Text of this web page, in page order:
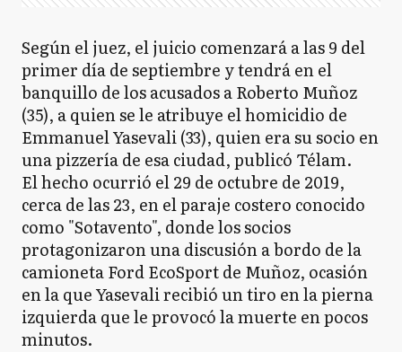
Según el juez, el juicio comenzará a las 9 del
primer día de septiembre y tendrá en el
banquillo de los acusados a Roberto Muñoz
(35), a quien se le atribuye el homicidio de
Emmanuel Yasevali (33), quien era su socio en
una pizzería de esa ciudad, publicó Télam.
El hecho ocurrió el 29 de octubre de 2019,
cerca de las 23, en el paraje costero conocido
como "Sotavento", donde los socios
protagonizaron una discusión a bordo de la
camioneta Ford EcoSport de Muñoz, ocasión
en la que Yasevali recibió un tiro en la pierna
izquierda que le provocó la muerte en pocos
minutos.